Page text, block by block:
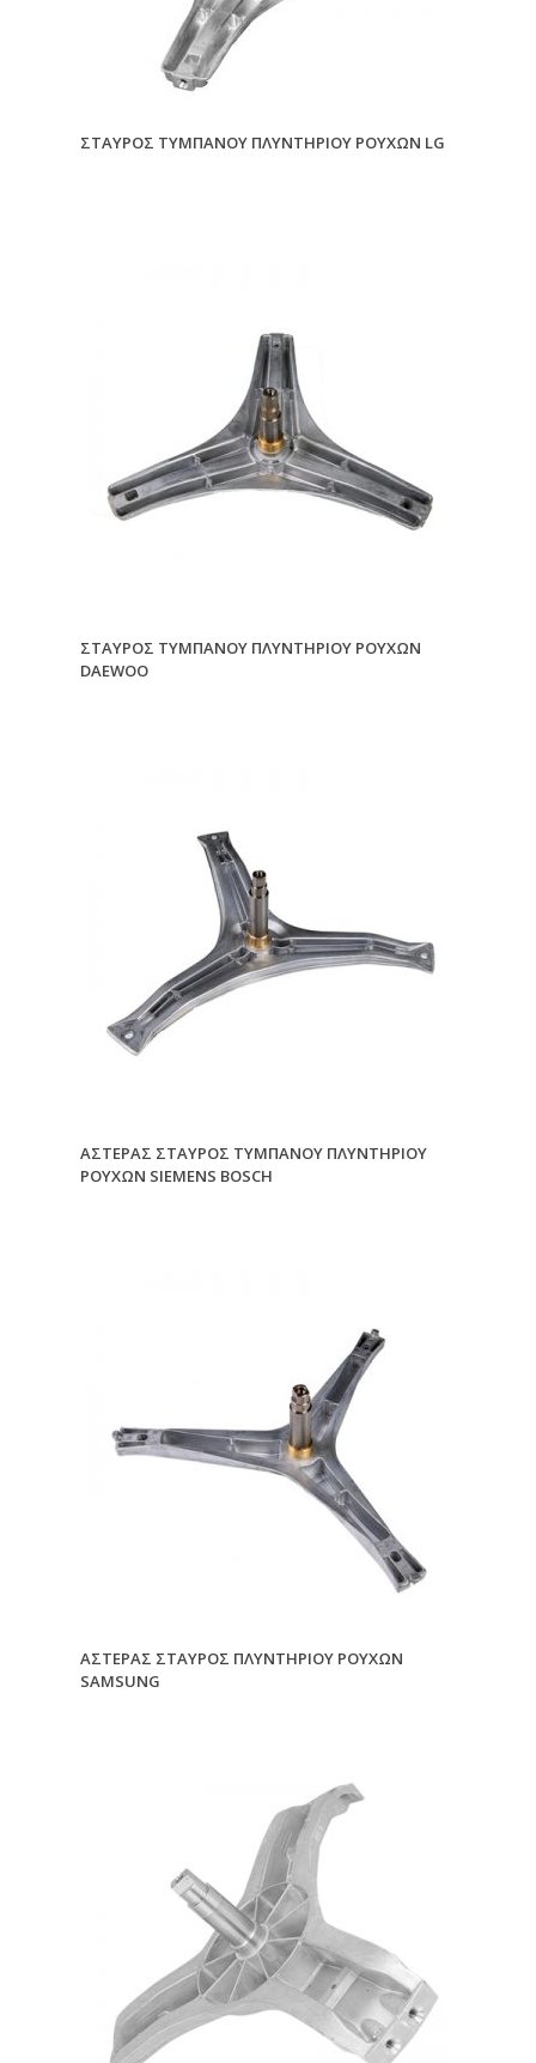
ΣΤΑΥΡΟΣ ΤΥΜΠΑΝΟΥ ΠΛΥΝΤΗΡΙΟΥ ΡΟΥΧΩΝ LG
ΣΤΑΥΡΟΣ ΤΥΜΠΑΝΟΥ ΠΛΥΝΤΗΡΙΟΥ ΡΟΥΧΩΝ
DAEWOO
ΑΣΤΕΡΑΣ ΣΤΑΥΡΟΣ ΤΥΜΠΑΝΟΥ ΠΛΥΝΤΗΡΙΟΥ
ΡΟΥΧΩΝ SIEMENS BOSCH
ΑΣΤΕΡΑΣ ΣΤΑΥΡΟΣ ΠΛΥΝΤΗΡΙΟΥ ΡΟΥΧΩΝ
SAMSUNG